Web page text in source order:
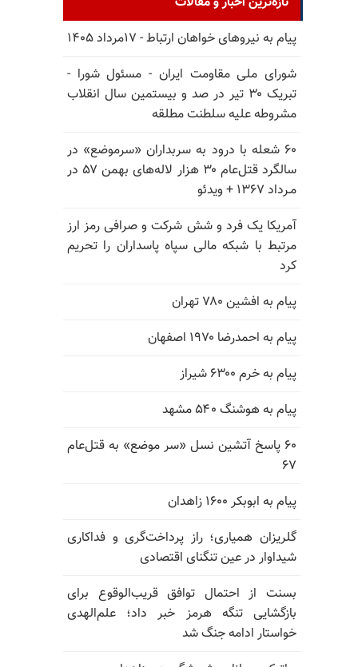
پیام به نیروهای خواهان ارتباط - ۱۷مرداد ۱۴۰۵
شورای ملی مقاومت ایران - مسئول شورا -
تبریک ۳۰ تیر در صد و بیستمین سال انقلاب
مشروطه علیه سلطنت مطلقه
۶۰ شعله با درود به سربداران «سرموضع» در
سالگرد قتل‌عام ۳۰ هزار لاله‌های بهمن ۵۷ در
مـرداد ۱۳۶۷ + ویدئو
آمریکا یک فرد و شش شرکت و صرافی رمز ارز
مرتبط با شبکه مالی سپاه پاسداران را تحریم
کرد
پیام به افشین ۷۸۰ تهران
پیام به احمدرضا ۱۹۷۰ اصفهان
پیام به خرم ۶۳۰۰ شیراز
پیام به هوشنگ ۵۴۰ مشهد
۶۰ پاسخ آتشین نسل «سر موضع» به قتل‌عام
۶۷
پیام به ابوبکر ۱۶۰۰ زاهدان
گلریزان همیاری؛ راز پرداخت‌گری و فداکاری
شیداوار در عین تنگنای اقتصادی
بسنت از احتمال توافق قریب‌الوقوع برای
بازگشایی تنگه هرمز خبر داد؛ علم‌الهدی
خواستار ادامه جنگ شد